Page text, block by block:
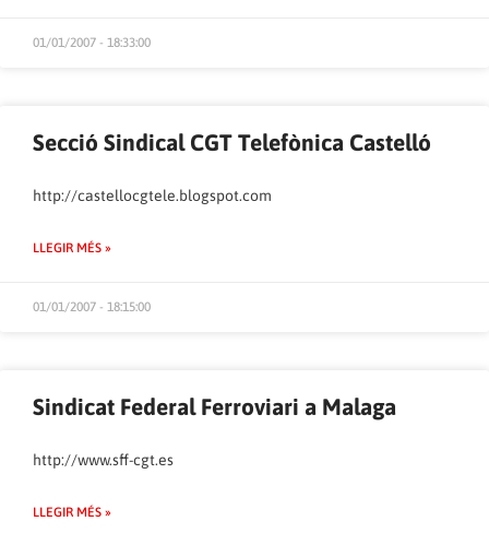
01/01/2007 - 18:33:00
Secció Sindical CGT Telefònica Castelló
http://castellocgtele.blogspot.com
LLEGIR MÉS »
01/01/2007 - 18:15:00
Sindicat Federal Ferroviari a Malaga
http://www.sff-cgt.es
LLEGIR MÉS »